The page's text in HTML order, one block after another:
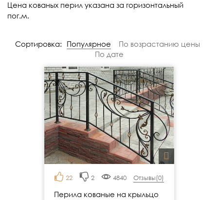
Цена кованых перил указана за горизонтальный
пог.м.
Сортировка: Популярное
По возрастанию цены
По дате
22 2 4840 Отзывы(0)
Перила кованые на крыльцо